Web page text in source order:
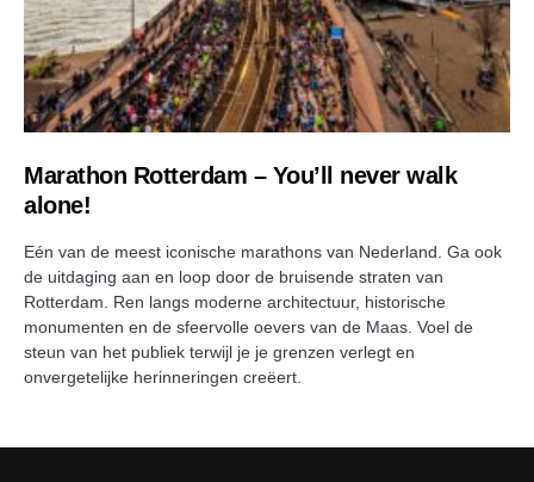
Marathon Rotterdam – You’ll never walk
alone!
Eén van de meest iconische marathons van Nederland. Ga ook
de uitdaging aan en loop door de bruisende straten van
Rotterdam. Ren langs moderne architectuur, historische
monumenten en de sfeervolle oevers van de Maas. Voel de
steun van het publiek terwijl je je grenzen verlegt en
onvergetelijke herinneringen creëert.